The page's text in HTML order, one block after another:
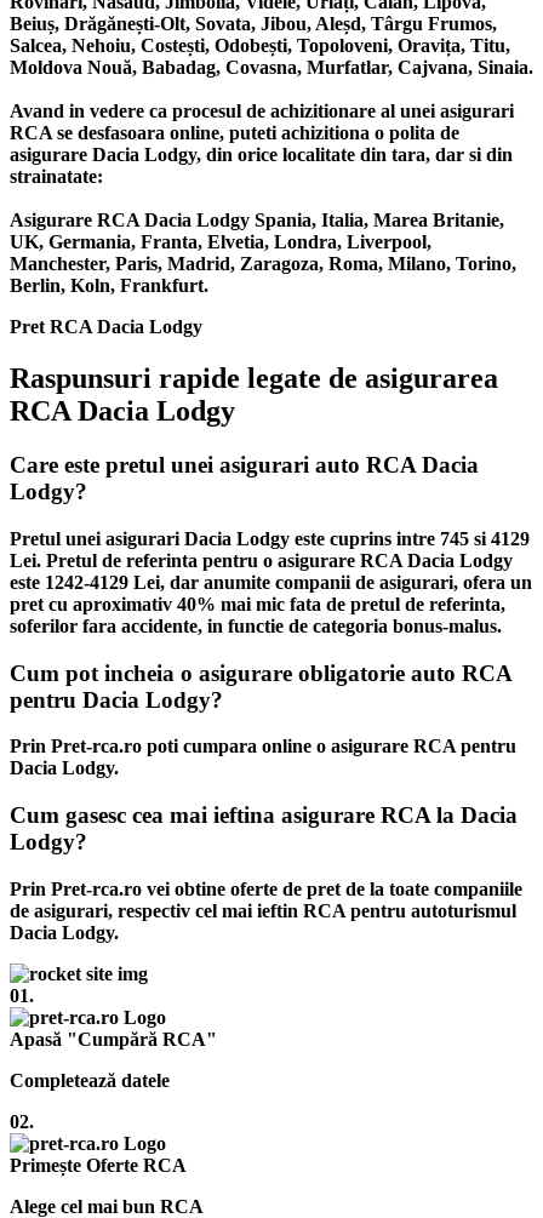
Beiuș, Drăgănești-Olt, Sovata, Jibou, Aleșd, Târgu Frumos,
Salcea, Nehoiu, Costești, Odobești, Topoloveni, Oravița, Titu,
Moldova Nouă, Babadag, Covasna, Murfatlar, Cajvana, Sinaia.
Avand in vedere ca procesul de achizitionare al unei asigurari
RCA se desfasoara online, puteti achizitiona o polita de
asigurare Dacia Lodgy, din orice localitate din tara, dar si din
strainatate:
Asigurare RCA Dacia Lodgy Spania, Italia, Marea Britanie,
UK, Germania, Franta, Elvetia, Londra, Liverpool,
Manchester, Paris, Madrid, Zaragoza, Roma, Milano, Torino,
Berlin, Koln, Frankfurt.
Pret RCA Dacia Lodgy
Raspunsuri rapide legate de asigurarea
RCA Dacia Lodgy
Care este pretul unei asigurari auto RCA Dacia
Lodgy?
Pretul unei asigurari Dacia Lodgy este cuprins intre 745 si 4129
Lei. Pretul de referinta pentru o asigurare RCA Dacia Lodgy
este 1242-4129 Lei, dar anumite companii de asigurari, ofera un
pret cu aproximativ 40% mai mic fata de pretul de referinta,
soferilor fara accidente, in functie de categoria bonus-malus.
Cum pot incheia o asigurare obligatorie auto RCA
pentru Dacia Lodgy?
Prin Pret-rca.ro poti cumpara online o asigurare RCA pentru
Dacia Lodgy.
Cum gasesc cea mai ieftina asigurare RCA la Dacia
Lodgy?
Prin Pret-rca.ro vei obtine oferte de pret de la toate companiile
de asigurari, respectiv cel mai ieftin RCA pentru autoturismul
Dacia Lodgy.
01.
Apasă "Cumpără RCA"
Completează datele
02.
Primește Oferte RCA
Alege cel mai bun RCA